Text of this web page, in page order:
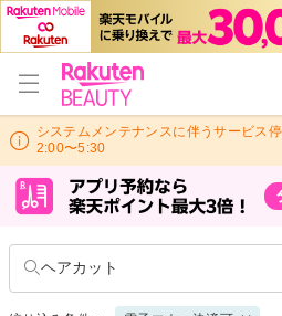
システムメンテナンスに伴うサービス
2:00〜5:30
ヘアカット